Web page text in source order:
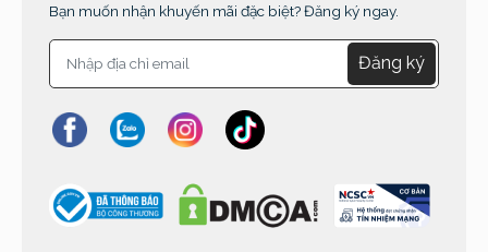
Bạn muốn nhận khuyến mãi đặc biệt? Đăng ký ngay.
Đăng ký